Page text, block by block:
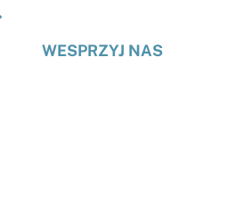
stronieWESPRZYJ NAS